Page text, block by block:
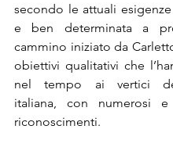
secondo le attuali
e ben determinata a
cammino iniziato da
obiettivi qualitativi che
nel tempo ai vertici
italiana, con numerosi e
riconoscimenti.